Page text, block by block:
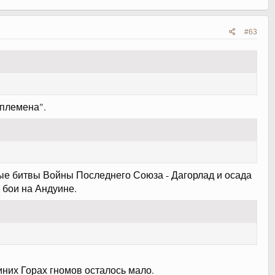
#63
битвы Войны Последнего Союза - Дагорлад и осада
на Андуине.
Горах гномов осталось мало.